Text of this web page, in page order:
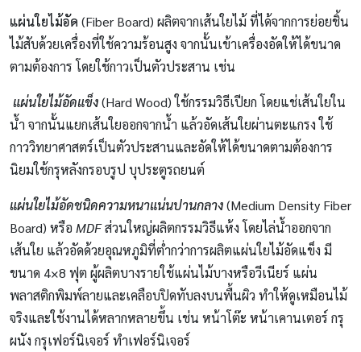
แผ่นใยไม้อัด (Fiber Board) ผลิตจากเส้นใยไม้ ที่ได้จากการย่อยชิ้น
ไม้สับด้วยเครื่องที่ใช้ความร้อนสูง จากนั้นเข้าเครื่องอัดให้ได้ขนาด
ตามต้องการ โดยใช้กาวเป็นตัวประสาน เช่น
แผ่นใยไม้อัดแข็ง(Hard Wood) ใช้กรรมวิธีเปียก โดยแช่เส้นใยใน
น้ำ จากนั้นแยกเส้นใยออกจากน้ำ แล้วอัดเส้นใยผ่านตะแกรง ใช้
กาววิทยาศาสตร์เป็นตัวประสานและอัดให้ได้ขนาดตามต้องการ
นิยมใช้กรุหลังกรอบรูป บุประตูรถยนต์
แผ่นใยไม้อัดชนิดความหนาแน่นปานกลาง(Medium Density Fiber
Board) หรือ MDFส่วนใหญ่ผลิตกรรมวิธีแห้ง โดยไล่น้ำออกจาก
เส้นใย แล้วอัดด้วยอุณหภูมิที่ต่ำกว่าการผลิตแผ่นใยไม้อัดแข็ง มี
ขนาด 4×8 ฟุต ผู้ผลิตบางรายใช้แผ่นไม้บางหรือวีเนียร์ แผ่น
พลาสติกพิมพ์ลายและเคลือบปิดทับลงบนพื้นผิว ทำให้ดูเหมือนไม้
จริงและใช้งานได้หลากหลายขึ้น เช่น หน้าโต๊ะ หน้าเคานเตอร์ กรุ
ผนัง กรุเฟอร์นิเจอร์ ทำเฟอร์นิเจอร์